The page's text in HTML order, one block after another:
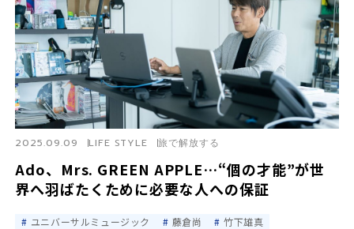
Ado、Mrs. GREEN APPLE…“個の才能”が世
界へ羽ばたくために必要な人への保証
2025.09.09 LIFE STYLE 旅で解放する
ユニバーサルミュージック 藤倉尚
竹下雄真